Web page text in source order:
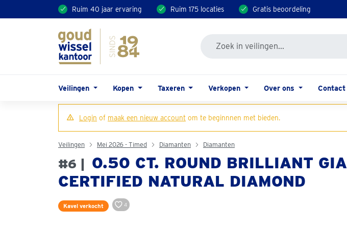
Ruim 40 jaar ervaring Ruim 175 locaties Gratis beoordeling
Veilingen Kopen Taxeren Verkopen Over ons Contact
Login of maak een nieuw account om te beginnnen met bieden.
Veilingen Mei 2026 - Timed Diamanten Diamanten
#6 |
0.50 CT. ROUND BRILLIANT GIA
CERTIFIED NATURAL DIAMOND
Kavel verkocht 4